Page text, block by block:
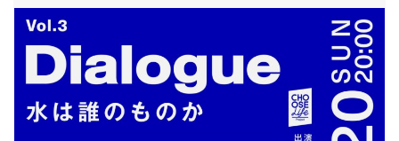
CLP市民と